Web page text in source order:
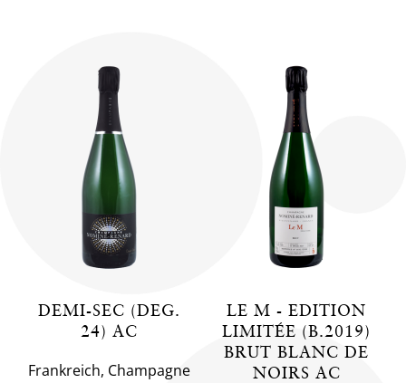
DEMI-SEC (DEG.
24) AC
Frankreich, Champagne
LE M - EDITION
LIMITÉE (B.2019)
BRUT BLANC DE
NOIRS AC